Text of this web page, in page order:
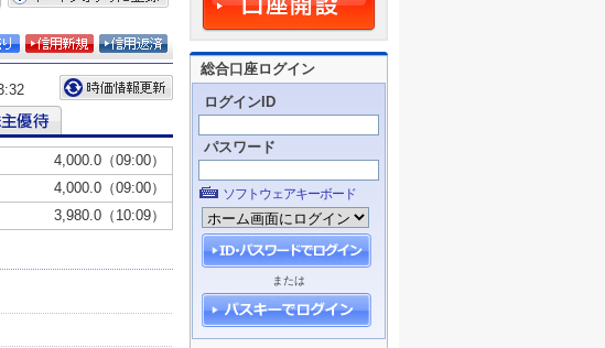
総合口座ログイン
ログインID
パスワード
ソフトウェアキーボード
または